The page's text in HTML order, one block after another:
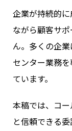
企業が持続的
ながら顧客サ
ん。多くの企
センター業務
ています。
本稿では、コ
と信頼できる